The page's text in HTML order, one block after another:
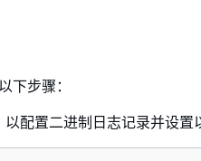
下步骤：
配置二进制日志记录并设置